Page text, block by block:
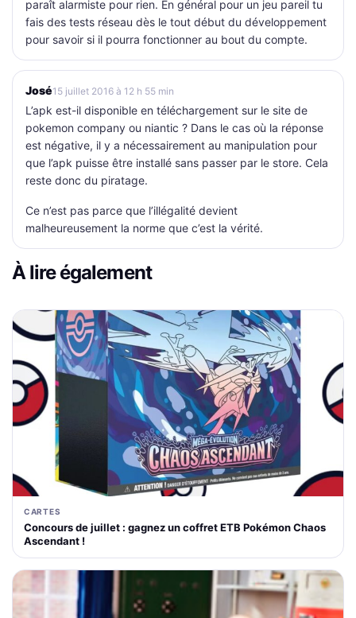
paraît alarmiste pour rien. En général pour un jeu pareil tu
fais des tests réseau dès le tout début du développement
pour savoir si il pourra fonctionner au bout du compte.
José15 juillet 2016 à 12 h 55 min
L’apk est-il disponible en téléchargement sur le site de
pokemon company ou niantic ? Dans le cas où la réponse
est négative, il y a nécessairement au manipulation pour
que l’apk puisse être installé sans passer par le store. Cela
reste donc du piratage.
Ce n’est pas parce que l’illégalité devient
malheureusement la norme que c’est la vérité.
À lire également
CARTES
Concours de juillet : gagnez un coffret ETB Pokémon Chaos
Ascendant !